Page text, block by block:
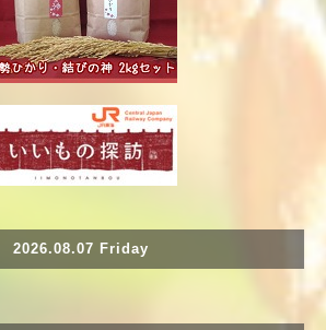
2026.08.07 Friday